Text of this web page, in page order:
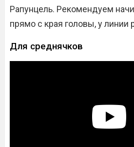
Рапунцель. Рекомендуем
прямо с края головы, у линии
Для среднячков